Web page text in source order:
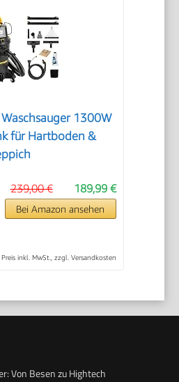
1300W
für Hartboden &
189,99 €
239,00 €
Bei Amazon ansehen
Preis inkl. MwSt., zzgl. Versandkosten
Von Besen zu Hightech